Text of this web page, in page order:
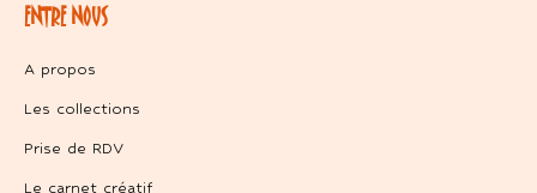
ENTRE NOUS
A propos
Les collections
Prise de RDV
Le carnet créatif